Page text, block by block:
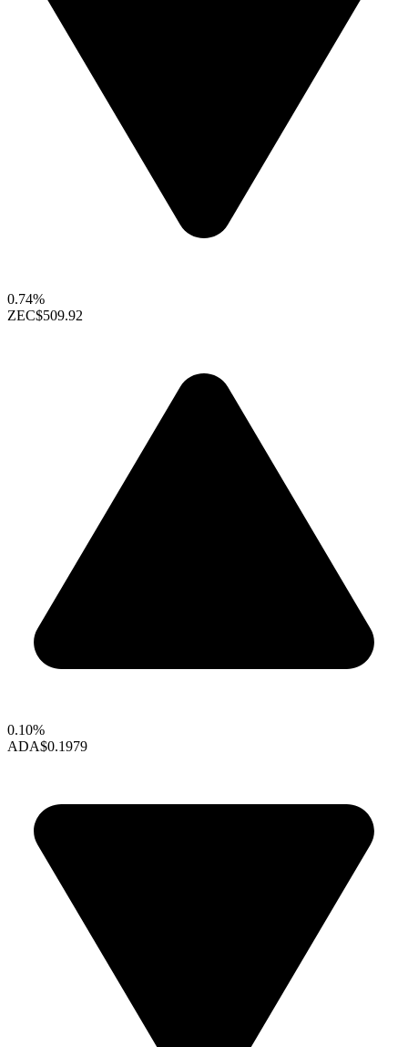
0.74%
ZEC$509.92
0.10%
ADA$0.1979